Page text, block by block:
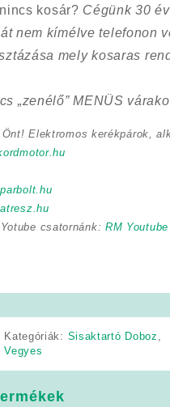
kosár? Cégünk 30
nem kímélvetelefonon
mely kosaras
„zenélő” MENÜS
Elektromos kerékpárok,
csatornánk: RM
Kategóriák: Sisaktartó Doboz
Vegyes